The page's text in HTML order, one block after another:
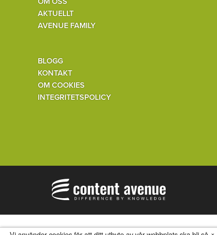
AKTUELLT
AVENUE FAMILY
BLOGG
KONTAKT
OM COOKIES
INTEGRITETSPOLICY